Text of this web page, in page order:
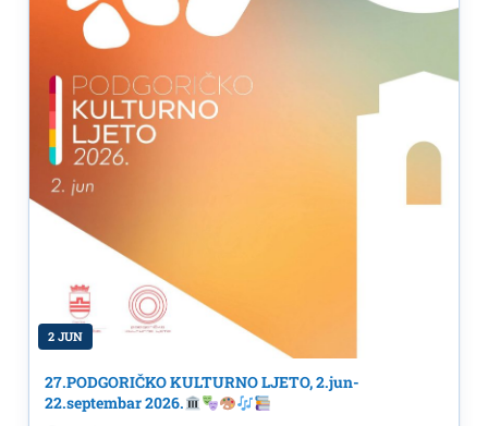
2 JUN
27.PODGORIČKO KULTURNO LJETO, 2.jun-
22.septembar 2026.